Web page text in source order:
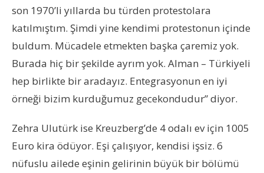
son 1970’li yıllarda bu türden protestolara
katılmıştım. Şimdi yine kendimi protestonun içinde
buldum. Mücadele etmekten başka çaremiz yok.
Burada hiç bir şekilde ayrım yok. Alman – Türkiyeli
hep birlikte bir aradayız. Entegrasyonun en iyi
örneği bizim kurduğumuz gecekondudur” diyor.
Zehra Ulutürk ise Kreuzberg’de 4 odalı ev için 1005
Euro kira ödüyor. Eşi çalışıyor, kendisi işsiz. 6
nüfuslu ailede eşinin gelirinin büyük bir bölümü